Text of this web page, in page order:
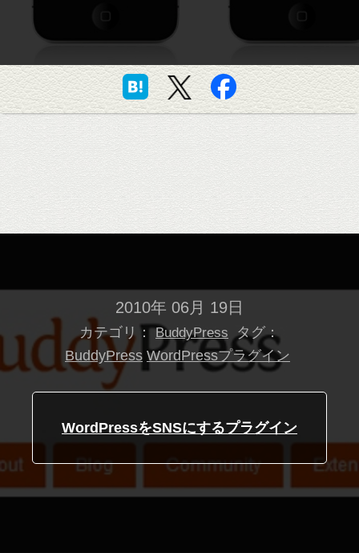
2010年 06月 19日
カテゴリ： BuddyPress
タグ：
BuddyPress WordPressプラグイン
WordPressをSNSにするプラグイン